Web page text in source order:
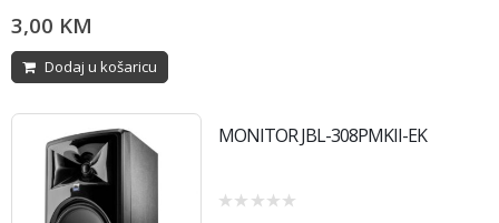
3,00 KM
Dodaj u košaricu
MONITOR JBL-308PMKII-EK